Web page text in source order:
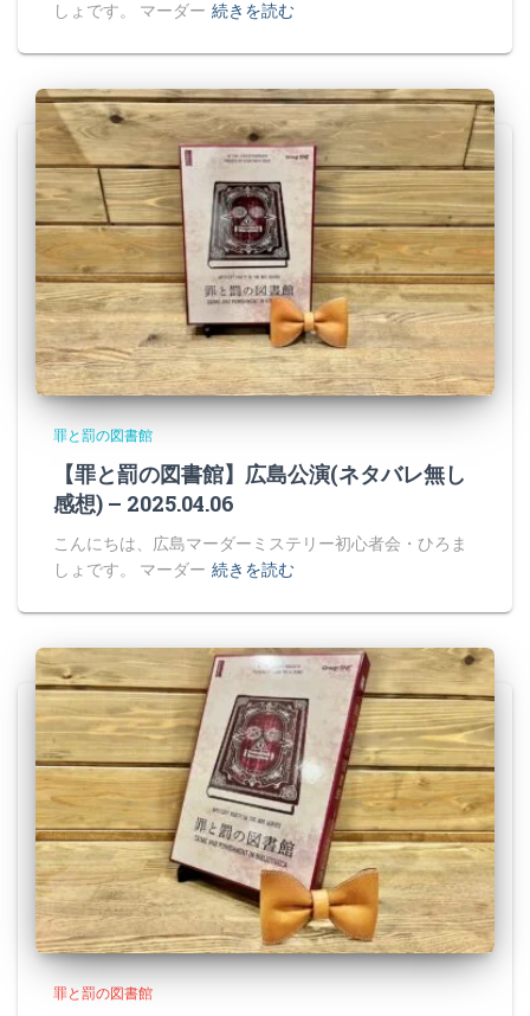
しょです。 マーダー 続きを読む
罪と罰の図書館
【罪と罰の図書館】広島公演(ネタバレ無し
感想) – 2025.04.06
こんにちは、広島マーダーミステリー初心者会・ひろま
しょです。 マーダー 続きを読む
罪と罰の図書館